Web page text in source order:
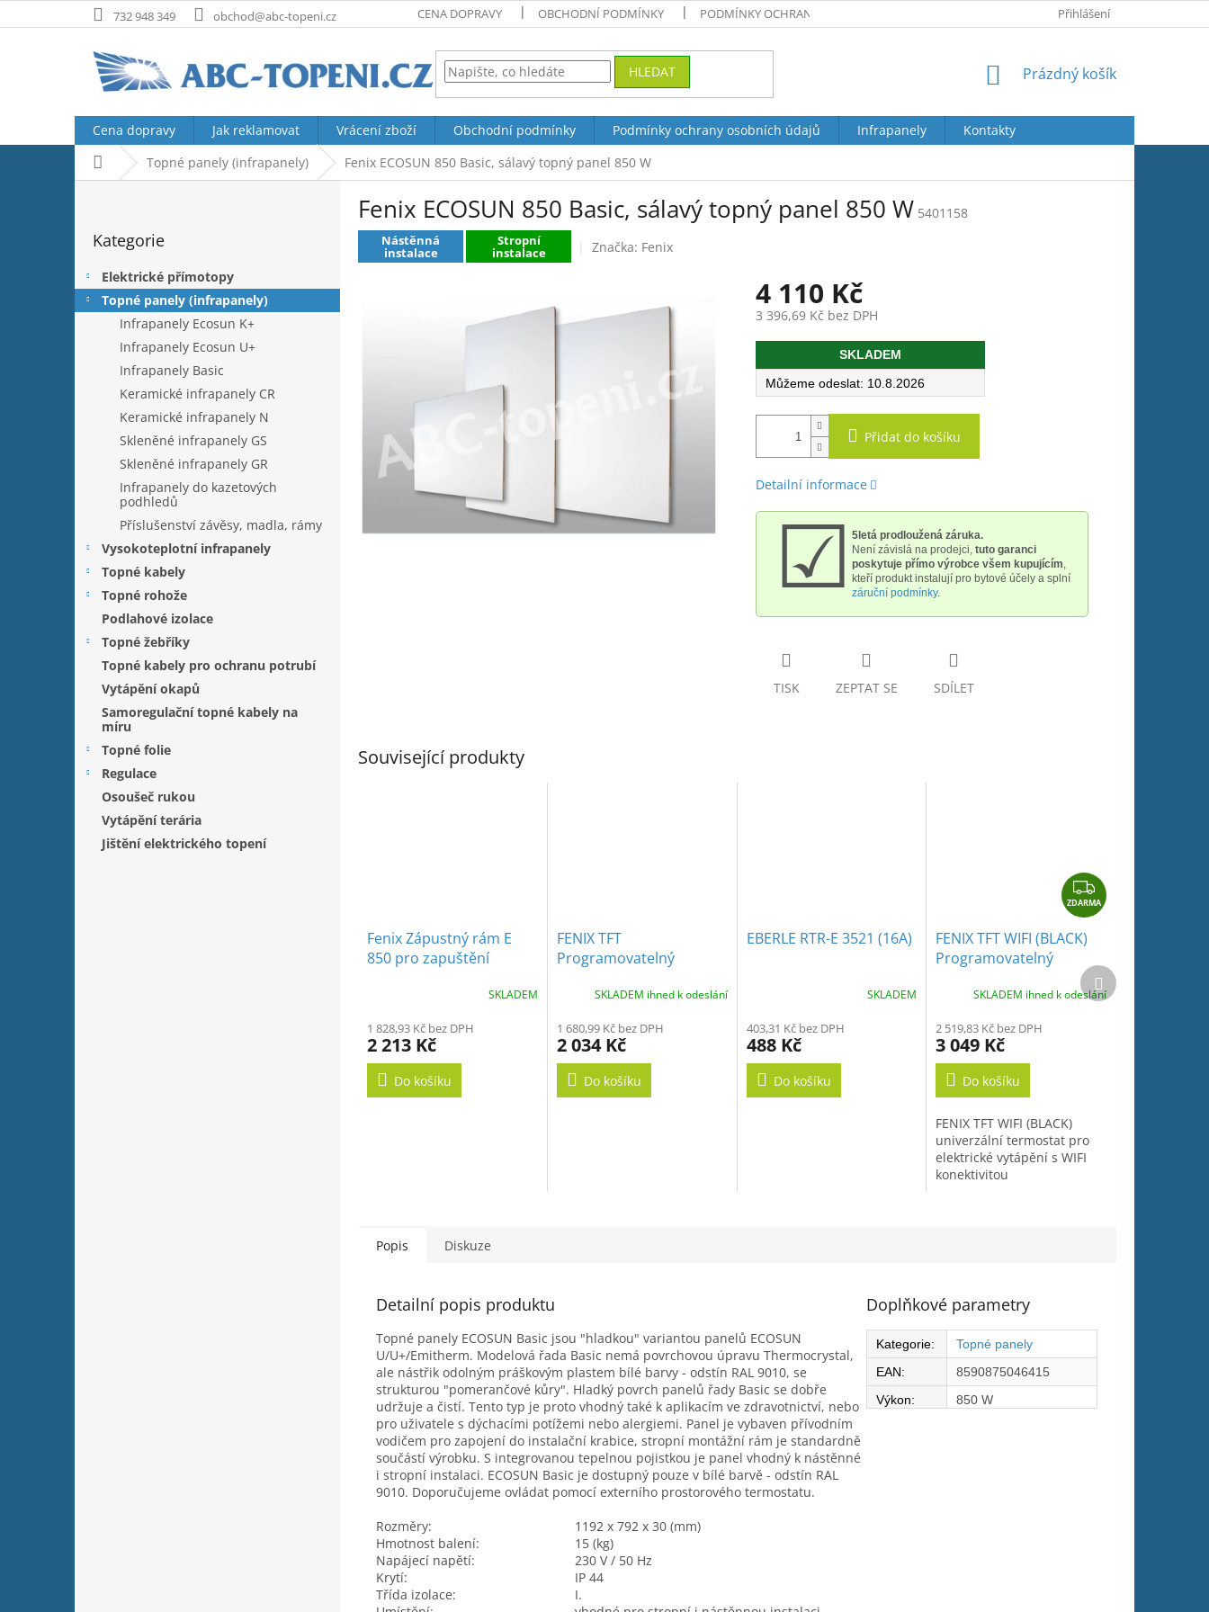
na
732 948 349 obchod@abc-topeni.cz CENA DOPRAVY OBCHODNÍ PODMÍNKY PODMÍNKY OCHRANY OSOBNÍCH ÚDAJŮ VRÁCENÍ ZBOŽÍ
Přihlášení
HLEDAT
NÁKUPNÍ
Prázdný košík
Cena dopravy Jak reklamovat Vrácení zboží Obchodní podmínky Podmínky ochrany osobních údajů Infrapanely
Kontakty
Domů Topné panely (infrapanely) Fenix ECOSUN 850 Basic, sálavý topný panel 850 W
a
n
kategorie
Kategorie
Elektrické přímotopy
Topné panely (infrapanely)
Infrapanely Ecosun K+
Infrapanely Ecosun U+
Infrapanely Basic
Keramické infrapanely CR
Keramické infrapanely N
Skleněné infrapanely GS
Skleněné infrapanely GR
Infrapanely do kazetových
podhledů
Příslušenství závěsy, madla, rámy
Vysokoteplotní infrapanely
Topné kabely
Topné rohože
Podlahové izolace
Topné žebříky
Topné kabely pro ochranu potrubí
Vytápění okapů
Samoregulační topné kabely na
míru
Topné folie
Regulace
Osoušeč rukou
Vytápění terária
Jištění elektrického topení
Fenix ECOSUN 850 Basic, sálavý topný panel 850 W 5401158
Nástěnná
instalace
Stropní
instalace Značka: Fenix
4 110 Kč
3 396,69 Kč bez DPH
Měrná
SKLADEM
10.8.2026
Přidat do košíku
Detailní informace
☑ 5letá prodloužená záruka.
Není závislá na prodejci, tuto garanci
poskytuje přímo výrobce všem kupujícím,
kteří produkt instalují pro bytové účely a splní
záruční podmínky.
TISK ZEPTAT SE SDÍLET
Související produkty
Fenix Zápustný rám E
850 pro zapuštění
SKLADEM
1 828,93 Kč bez DPH
2 213 Kč
Do košíku
FENIX TFT
Programovatelný
displejem pro podlahové
SKLADEM ihned k odeslání
1 680,99 Kč bez DPH
2 034 Kč
Do košíku
EBERLE RTR-E 3521 (16A)
SKLADEM
403,31 Kč bez DPH
488 Kč
Do košíku
Z
D
M
A
ZDARMA
FENIX TFT WIFI (BLACK)
Programovatelný
termostat s dotykovým
displejem pro podlahové
SKLADEM ihned k odeslání
2 519,83 Kč bez DPH
3 049 Kč
Do košíku
FENIX TFT WIFI (BLACK)
univerzální termostat pro
elektrické vytápění s WIFI
konektivitou
Další
produkt
Popis Diskuze
Detailní popis produktu
Topné panely ECOSUN Basic jsou "hladkou" variantou panelů ECOSUN
U/U+/Emitherm. Modelová řada Basic nemá povrchovou úpravu Thermocrystal,
ale nástřik odolným práškovým plastem bílé barvy - odstín RAL 9010, se
strukturou "pomerančové kůry". Hladký povrch panelů řady Basic se dobře
udržuje a čistí. Tento typ je proto vhodný také k aplikacím ve zdravotnictví, nebo
pro uživatele s dýchacími potížemi nebo alergiemi. Panel je vybaven přívodním
vodičem pro zapojení do instalační krabice, stropní montážní rám je standardně
součástí výrobku. S integrovanou tepelnou pojistkou je panel vhodný k nástěnné
i stropní instalaci. ECOSUN Basic je dostupný pouze v bílé barvě - odstín RAL
9010. Doporučujeme ovládat pomocí externího prostorového termostatu.
Rozměry:
1192 x 792 x 30 (mm)
Hmotnost balení:
15 (kg)
Napájecí napětí:
230 V / 50 Hz
Krytí:
IP 44
Třída izolace:
I.
Doplňkové parametry
Kategorie:
Topné panely
EAN:
8590875046415
Výkon: 850 W